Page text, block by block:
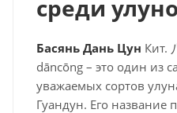
среди
Басянь Дань Цун Кит.
dāncōng – это один из
уважаемых сортов
Гуандун. Его название